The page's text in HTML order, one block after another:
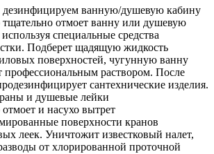
ванную/душевую кабину
отмоет ванну или душевую
специальные средства
Подберет щадящую жидкость
поверхностей, чугунную ванну
профессиональным раствором. После
сантехнические изделия.
и душевые лейки
и насухо вытрет
поверхности кранов
леек. Уничтожит известковый налет,
от хлорированной проточной